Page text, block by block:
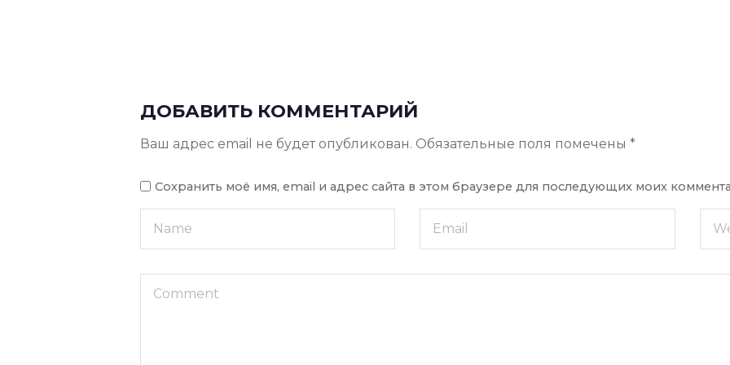
ДОБАВИТЬ КОММЕНТАРИЙ
Ваш адрес email не будет опубликован. Обязательные поля помечены *
Сохранить моё имя, email и адрес сайта в этом браузере для последующих моих